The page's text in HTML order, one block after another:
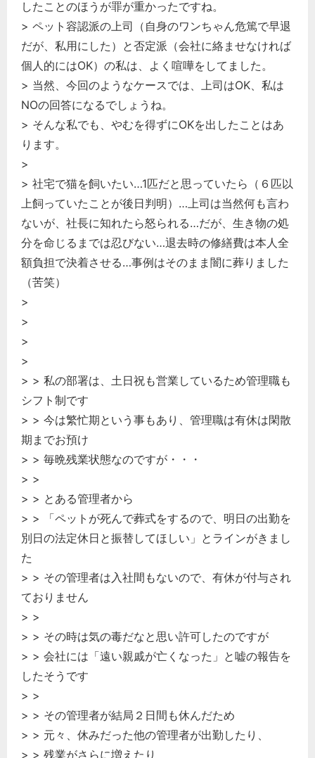
したことのほうが罪が重かったですね。
> ペット容認派の上司（自身のワンちゃん危篤で早退
だが、私用にした）と否定派（会社に絡ませなければ
個人的にはOK）の私は、よく喧嘩をしてました。
> 当然、今回のようなケースでは、上司はOK、私は
NOの回答になるでしょうね。
> そんな私でも、やむを得ずにOKを出したことはあ
ります。
>
> 社宅で猫を飼いたい…1匹だと思っていたら（６匹以
上飼っていたことが後日判明）…上司は当然何も言わ
ないが、社長に知れたら怒られる…だが、生き物の処
分を命じるまでは忍びない…退去時の修繕費は本人全
額負担で決着させる…事例はそのまま闇に葬りました
（苦笑）
>
>
>
>
> > 私の部署は、土日祝も営業しているため管理職も
シフト制です
> > 今は繁忙期という事もあり、管理職は有休は閑散
期までお預け
> > 毎晩残業状態なのですが・・・
> >
> > とある管理者から
> > 「ペットが死んで葬式をするので、明日の出勤を
別日の法定休日と振替してほしい」とラインがきまし
た
> > その管理者は入社間もないので、有休が付与され
ておりません
> >
> > その時は気の毒だなと思い許可したのですが
> > 会社には「遠い親戚が亡くなった」と嘘の報告を
したそうです
> >
> > その管理者が結局２日間も休んだため
> > 元々、休みだった他の管理者が出勤したり、
> > 残業がさらに増えたり